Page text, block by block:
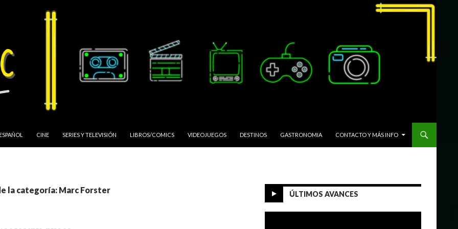
CINE SERIES Y TELEVISIÓN LIBROS/COMICS VIDEOJUEGOS DESTINOS GASTRONOMIA CONTACTO Y MÁS INFO
la categoría: Marc Forster ÚLTIMOS AVANCES